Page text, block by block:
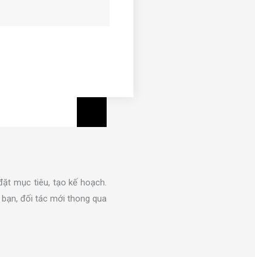
mục tiêu, tạo kế hoạch.
đối tác mới thong qua